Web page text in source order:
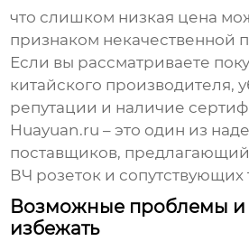
что слишком низкая цена
признаком некачественной
Если вы рассматриваете
китайского производителя,
репутации и наличие
Huayuan.ru – это один из
поставщиков,
ВЧ розеток и сопутствующих
Возможные проблемы и
избежать